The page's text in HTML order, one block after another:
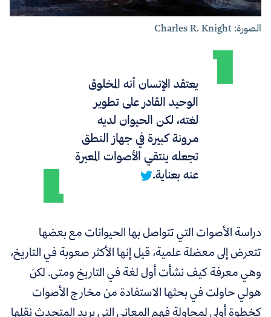
الصورة: Charles R. Knight
يعتقد الإنسان أنه المخلوق
الوحيد القادر على تطوير
لغته، لكن الحيوان لديه
مرونة كبيرة في جهاز النطق
تجعله ينتقي الأصوات المعبرة
عنه بعناية.
دراسة الأصوات التي تتواصل بها الحيوانات مع بعضها
تتعرض إلى معضلة علمية، قيل إنها الأكثر صعوبة في التاريخ،
وهي معرفة كيف نشأت أول لغة في التاريخ ومتى. لكن
هولي حاولت في بحثها الاستفادة من مخارج الأصوات
كخطوة أولى لمحاولة فهم المعاني التي يريد المتحدث نقلها